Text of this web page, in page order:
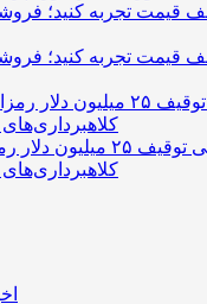
قیمت تجربه کنید؛
آمریکا در پی توقیف ۲۵